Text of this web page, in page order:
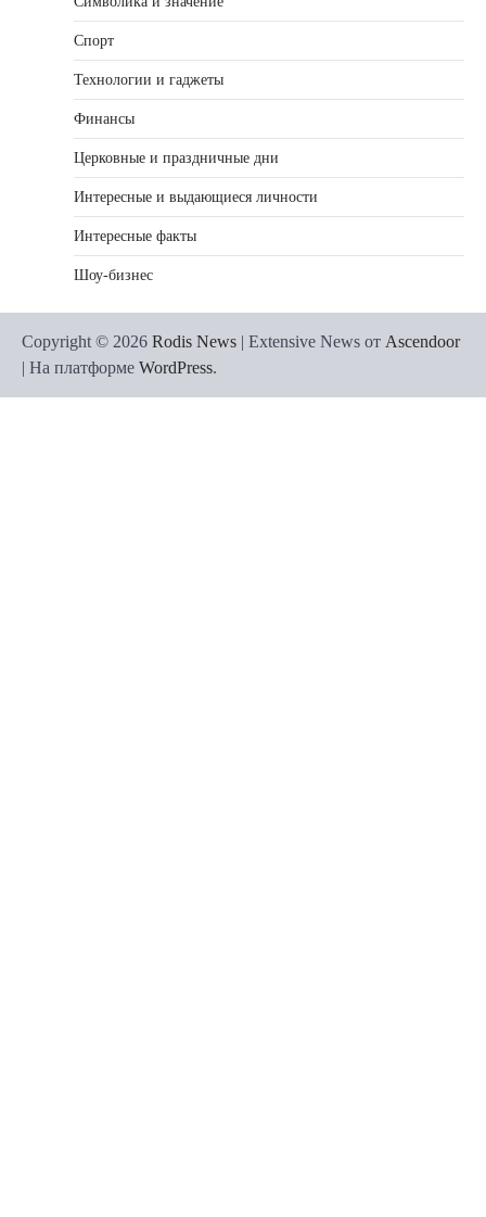
Спорт
Технологии и гаджеты
Финансы
Церковные и праздничные дни
Интересные и выдающиеся личности
Интересные факты
Шоу-бизнес
Copyright © 2026 Rodis News | Extensive News от Ascendoor
| На платформе WordPress.